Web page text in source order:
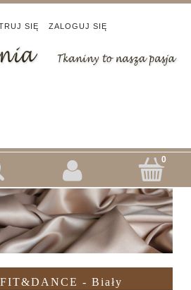
SIĘ ZALOGUJ SIĘ
- Biały